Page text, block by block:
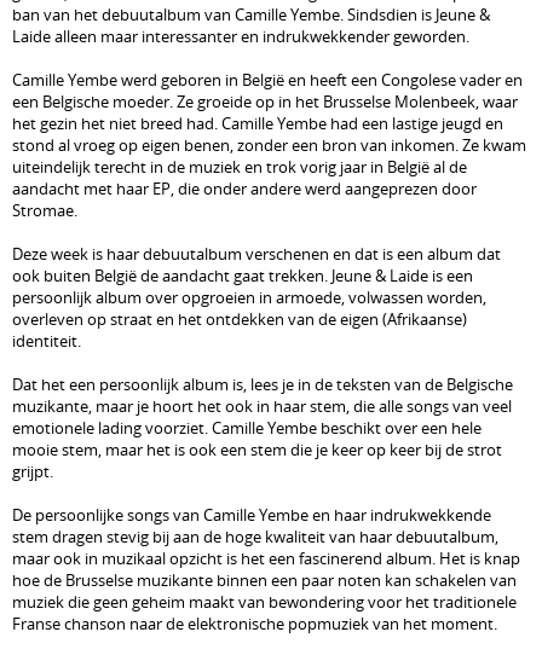
ban van het debuutalbum van Camille Yembe. Sindsdien is Jeune &
Laide alleen maar interessanter en indrukwekkender geworden.
Camille Yembe werd geboren in België en heeft een Congolese vader en
een Belgische moeder. Ze groeide op in het Brusselse Molenbeek, waar
het gezin het niet breed had. Camille Yembe had een lastige jeugd en
stond al vroeg op eigen benen, zonder een bron van inkomen. Ze kwam
uiteindelijk terecht in de muziek en trok vorig jaar in België al de
aandacht met haar EP, die onder andere werd aangeprezen door
Stromae.
Deze week is haar debuutalbum verschenen en dat is een album dat
ook buiten België de aandacht gaat trekken. Jeune & Laide is een
persoonlijk album over opgroeien in armoede, volwassen worden,
overleven op straat en het ontdekken van de eigen (Afrikaanse)
identiteit.
Dat het een persoonlijk album is, lees je in de teksten van de Belgische
muzikante, maar je hoort het ook in haar stem, die alle songs van veel
emotionele lading voorziet. Camille Yembe beschikt over een hele
mooie stem, maar het is ook een stem die je keer op keer bij de strot
grijpt.
De persoonlijke songs van Camille Yembe en haar indrukwekkende
stem dragen stevig bij aan de hoge kwaliteit van haar debuutalbum,
maar ook in muzikaal opzicht is het een fascinerend album. Het is knap
hoe de Brusselse muzikante binnen een paar noten kan schakelen van
muziek die geen geheim maakt van bewondering voor het traditionele
Franse chanson naar de elektronische popmuziek van het moment.